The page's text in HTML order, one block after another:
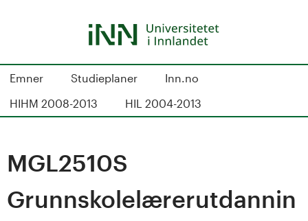
S
d
Emner Studieplaner
Inn.no
HIHM 2008-2013
HIL 2004-2013
MGL2510S
Grunnskolelærerutdannin